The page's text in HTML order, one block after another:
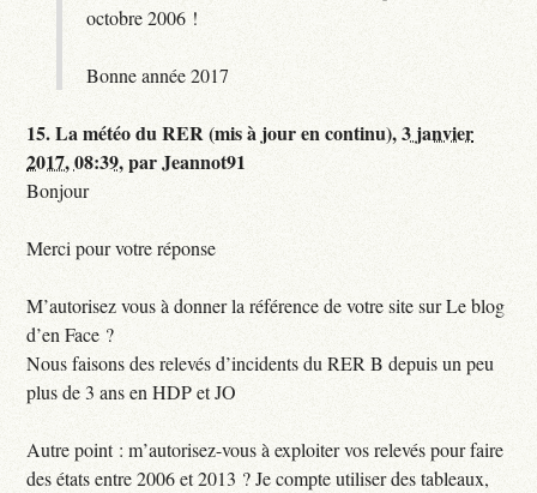
octobre 2006 !
Bonne année 2017
15.La météo du RER (mis à jour en continu),3 janvier
2017, 08:39,parJeannot91
Bonjour
Merci pour votre réponse
M’autorisez vous à donner la référence de votre site sur Le blog
d’en Face ?
Nous faisons des relevés d’incidents du RER B depuis un peu
plus de 3 ans en HDP et JO
Autre point : m’autorisez-vous à exploiter vos relevés pour faire
des états entre 2006 et 2013 ? Je compte utiliser des tableaux,